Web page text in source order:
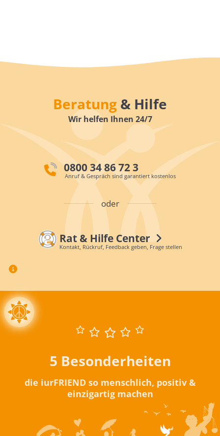
Beratung & Hilfe
Wir helfen Ihnen 24/7
0800 34 86 72 3
Anruf & Gespräch sind garantiert kostenlos
oder
Rat & Hilfe Center
Kontakt, Rückruf, Feedback geben, Frage stellen
5 Besonderheiten
die iurFRIEND so menschlich, positiv &
einzigartig machen